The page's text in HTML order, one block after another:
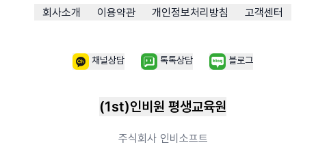
회사소개 이용약관 개인정보처리방침 고객센터
채널상담 톡톡상담 블로그
(1st)인비원 평생교육원
주식회사 인비소프트